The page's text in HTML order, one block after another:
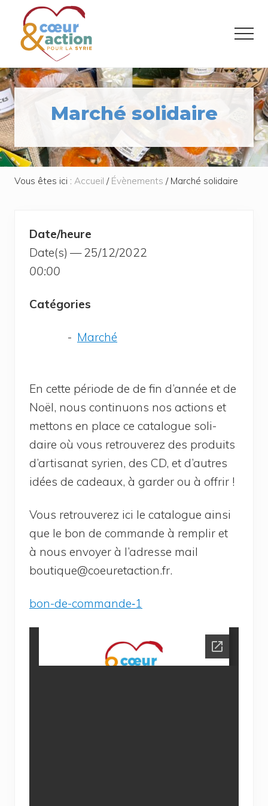
Menu
Passer
contenu
principal
Passer
pied
de
page
Donner
de
l'espoir
à
ceux
qui
ont
tout
perdu
Menu
Marché solidaire
Vous êtes ici : Accueil / Évènements /Marché solidaire
Date/heure
Date(s) — 25/12/2022
00:00
Caté­go­ries
Mar­ché
En cette période de de fin d’année et de
Noël, nous conti­nuons nos actions et
met­tons en place ce cata­logue soli­
daire où vous retrou­ve­rez des pro­duits
d’artisanat syrien, des CD, et d’autres
idées de cadeaux, à gar­der ou à offrir !
Vous retrou­ve­rez ici le cata­logue ain­si
que le bon de com­mande à rem­plir et
à nous envoyer à l’a­dresse mail
boutique@​coeuretaction.​fr.
bon-de-com­man­de‑1